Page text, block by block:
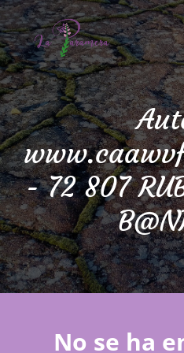
- 72 807
No se ha